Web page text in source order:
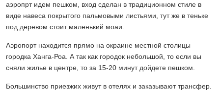
аэропрт идем пешком, вход сделан в традиционном стиле в
виде навеса покрытого пальмовыми листьями, тут же в теньке
под деревом стоит маленький моаи.
Аэропорт находится прямо на окраине местной столицы
городка Ханга-Роа. А так как городок небольшой, то если вы
сняли жилье в центре, то за 15-20 минут дойдете пешком.
Большинство приезжих живут в отелях и заказывают трансфер.